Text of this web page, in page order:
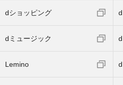
dショッピング
dミュージック
Lemino